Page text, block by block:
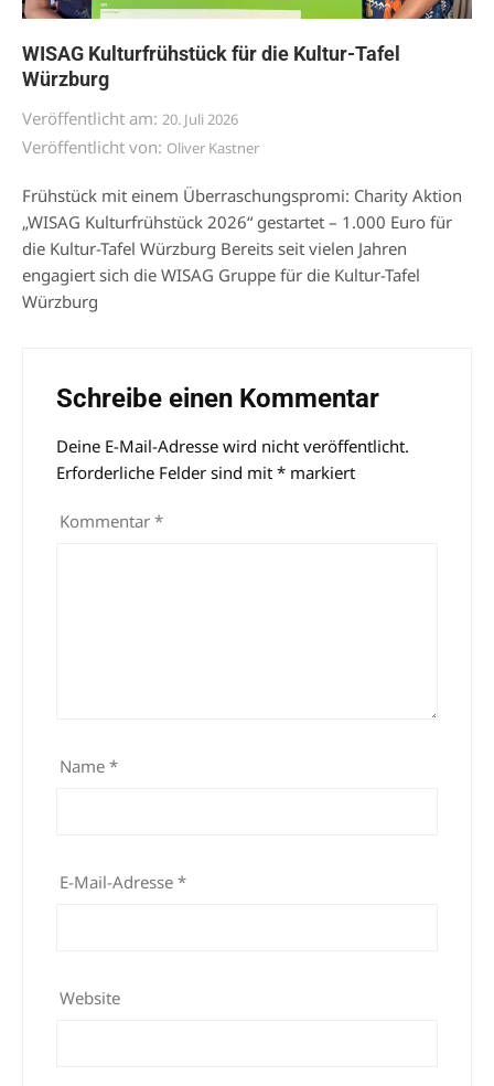
WISAG Kulturfrühstück für die Kultur-Tafel
Würzburg
Veröffentlicht am: 20. Juli 2026
Veröffentlicht von: Oliver Kastner
Frühstück mit einem Überraschungspromi: Charity Aktion
„WISAG Kulturfrühstück 2026“ gestartet – 1.000 Euro für
die Kultur-Tafel Würzburg Bereits seit vielen Jahren
engagiert sich die WISAG Gruppe für die Kultur-Tafel
Würzburg
Schreibe einen Kommentar
Deine E-Mail-Adresse wird nicht veröffentlicht.
Erforderliche Felder sind mit * markiert
Kommentar *
Name *
E-Mail-Adresse *
Website
Alternative: